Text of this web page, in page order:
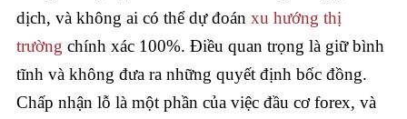
dịch, và không ai có thể dự đoán xu hướng thị
trường chính xác 100%. Điều quan trọng là giữ bình
tĩnh và không đưa ra những quyết định bốc đồng.
Chấp nhận lỗ là một phần của việc đầu cơ forex, và